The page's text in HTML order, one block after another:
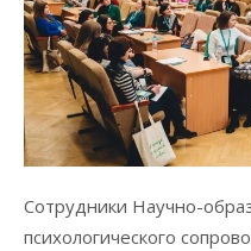
Сотрудники Научно-
психологического